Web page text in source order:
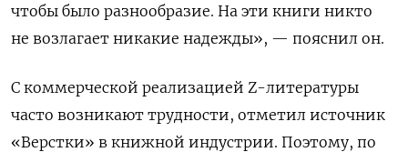
чтобы было разнообразие. На эти книги никто
не возлагает никакие надежды», — пояснил он.
С коммерческой реализацией Z-литературы
часто возникают трудности, отметил источник
«Верстки» в книжной индустрии. Поэтому, по